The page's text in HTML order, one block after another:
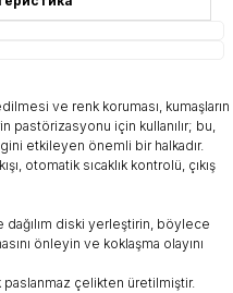
ve renk koruması, kumaşların
pastörizasyonu için kullanılır; bu,
etkileyen önemli bir halkadır.
otomatik sıcaklık kontrolü, çıkış
dağılım diski yerleştirin, böylece
önleyin ve koklaşma olayını
paslanmaz çelikten üretilmiştir.